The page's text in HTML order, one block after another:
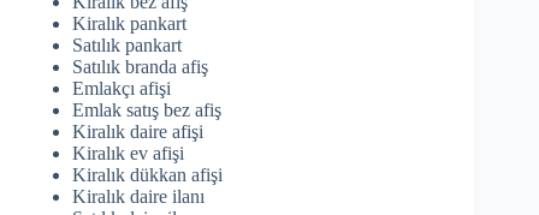
Kiralık pankart
Satılık pankart
Satılık branda afiş
Emlakçı afişi
Emlak satış bez afiş
Kiralık daire afişi
Kiralık ev afişi
Kiralık dükkan afişi
Kiralık daire ilanı